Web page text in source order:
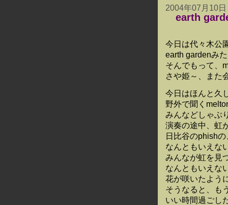
2004年07月10日
earth
今日は代々木公
earth gardenみ
そんでもって、
さや姫～、また
今日はほんと久
野外で聞く
みんなどしゃぶ
演奏の途中、虹
日比谷のphish
なんともいえな
みんなが虹を見
なんともいえな
花が咲いたよう
そうなると、も
いい時間過ごし